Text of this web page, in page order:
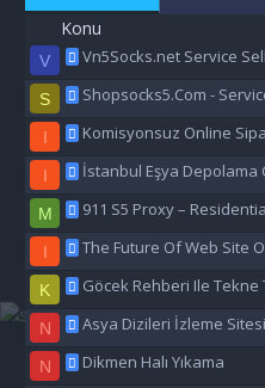
Konu
V Vn5Socks.net Service
S Shopsocks5.Com -
I Komisyonsuz Online
I İstanbul Eşya Depolama
M 911 S5 Proxy –
I The Future Of Web Site
K Göcek Rehberi Ile Tekne Turları,
N Asya Dizileri İzleme Sitesi
N Dikmen Halı Yıkama